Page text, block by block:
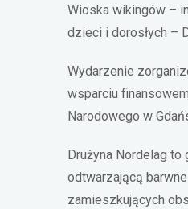
Wioska wikingów –
dzieci i dorosłych –
Wydarzenie
wsparciu
Narodowego w
Drużyna Nordelag to
odtwarzającą
zamieszkujących